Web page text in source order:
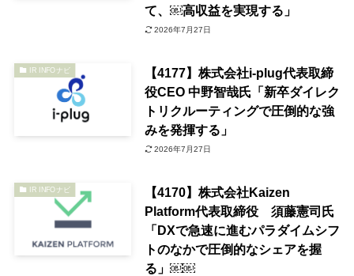
て、￼高収益を実現する」
2026年7月27日
IR INFOナビ
【4177】株式会社i-plug代表取締
役CEO 中野智哉氏「新卒ダイレク
トリクルーティングで圧倒的な強
みを発揮する」
2026年7月27日
IR INFOナビ
【4170】株式会社Kaizen
Platform代表取締役 須藤憲司氏
「DXで急速に進むパラダイムシフ
トのなかで圧倒的なシェアを握
る」￼￼